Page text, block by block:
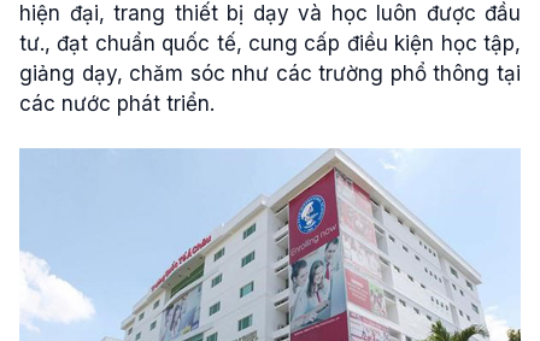
hiện đại, trang thiết bị dạy và học luôn được đầu
tư., đạt chuẩn quốc tế, cung cấp điều kiện học tập,
giảng dạy, chăm sóc như các trường phổ thông tại
các nước phát triển.